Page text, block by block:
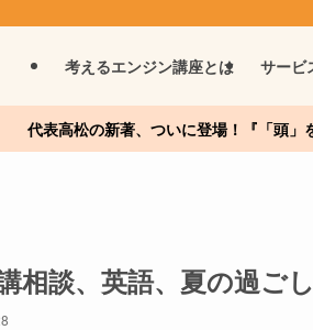
考えるエンジン講座とは サービ
代表高松の新著、ついに登場！『「頭」
講相談、英語、夏の過